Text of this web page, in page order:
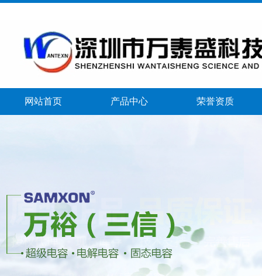
网站首页 产品中心 荣誉资质